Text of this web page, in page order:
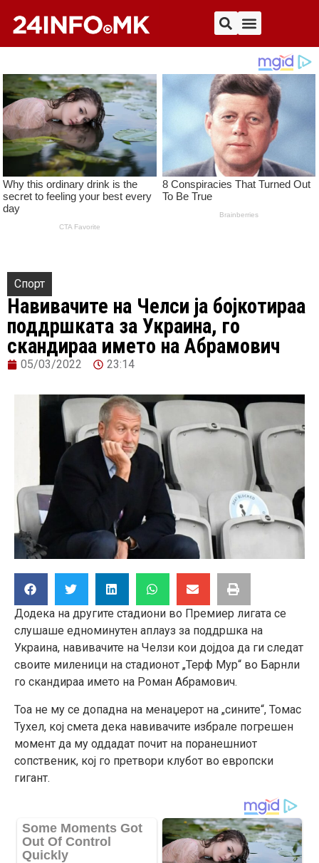
Спорт
Навивачите на Челси ја бојкотираа
поддршката за Украина, го
скандираа името на Абрамович
05/03/2022 23:14
Додека на другите стадиони во Премиер лигата се
слушаше еднoминутен аплауз за поддршка на
Украина, навивачите на Челзи кои дојдоа да ги следат
своите миленици на стадионот „Терф Мур“ во Барнли
го скандираа името на Роман Абрамович.
Тоа не му се допадна на менаџерот на „сините“, Томас
Тухел, кој смета дека навивачите избрале погрешен
момент да му оддадат почит на поранешниот
сопственик, кој го претвори клубот во европски
гигант.